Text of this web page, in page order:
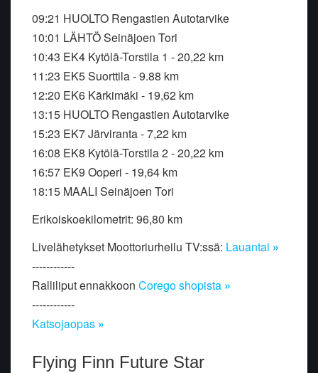
09:21 HUOLTO Rengastien Autotarvike
10:01 LÄHTÖ Seinäjoen Tori
10:43 EK4 Kytölä-Torstila 1 - 20,22 km
11:23 EK5 Suorttila - 9.88 km
12:20 EK6 Kärkimäki - 19,62 km
13:15 HUOLTO Rengastien Autotarvike
15:23 EK7 Järviranta - 7,22 km
16:08 EK8 Kytölä-Torstila 2 - 20,22 km
16:57 EK9 Ooperi - 19,64 km
18:15 MAALI Seinäjoen Tori
Erikoiskoekilometrit: 96,80 km
Livelähetykset Moottoriurheilu TV:ssä: Lauantai »
------------
Ralliliput ennakkoon Corego shopista »
------------
Katsojaopas »
Flying Finn Future Star